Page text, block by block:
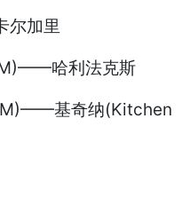
加里
哈利法克斯
基奇纳(Kitchen